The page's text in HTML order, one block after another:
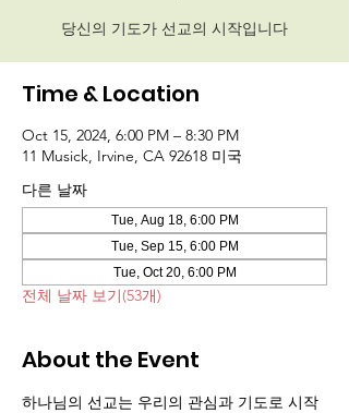
당신의 기도가 선교의 시작입니다
Time & Location
Oct 15, 2024, 6:00 PM – 8:30 PM
11 Musick, Irvine, CA 92618 미국
다른 날짜
Tue, Aug 18, 6:00 PM
Tue, Sep 15, 6:00 PM
Tue, Oct 20, 6:00 PM
전체 날짜 보기(53개)
About the Event
하나님의 선교는 우리의 관심과 기도로 시작